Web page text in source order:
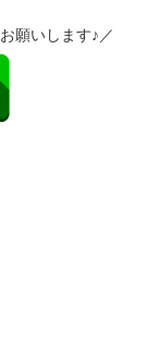
願いします♪／